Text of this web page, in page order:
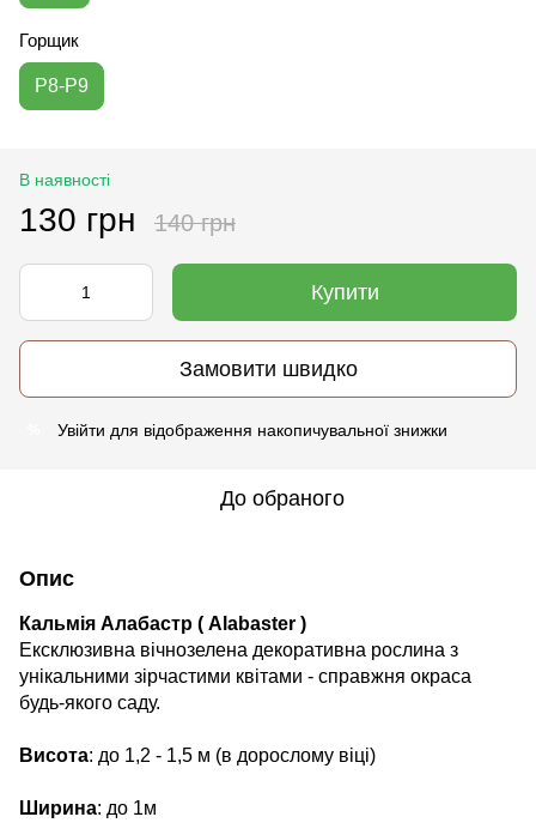
Горщик
P8-P9
В наявності
130 грн 140 грн
Купити
Замовити швидко
Увійти для відображення накопичувальної знижки
До обраного
Опис
Кальмія Алабастр ( Alabaster )
Ексклюзивна вічнозелена декоративна рослина з
унікальними зірчастими квітами - справжня окраса
будь-якого саду.
Висота: до 1,2 - 1,5 м (в дорослому віці)
Ширина: до 1м